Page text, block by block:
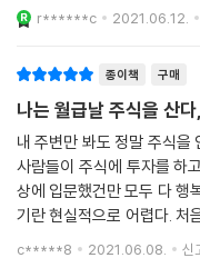
개인연금 종류는? 연금저축
인플레이션 반영이 힘든 은
증권사 연금저축펀드 계좌
[TIP] 개인연금, 이미 은행
25 모르면 손해! ‘연금저축
혜택 1 - 1년에 400만원 입
혜택 2 - 해외 ETF 투자 시
혜택 3 - 배당소득세 면제!
출하는 시스템에 살면서 소득적인 적금과 같은 자산운용으로는 내가 원하
는것 소비
r******c 2021.06.12.
종이책 구매
나는 월급날 주식을 산
내 주변만 봐도 정말 주식을
사람들이 주식에 투자를 하
상에 입문했건만 모두 다 행
기란 현실적으로 어렵다. 처
가 산 주식은 횡보만 하는
c*****8 2021.06.08. 신